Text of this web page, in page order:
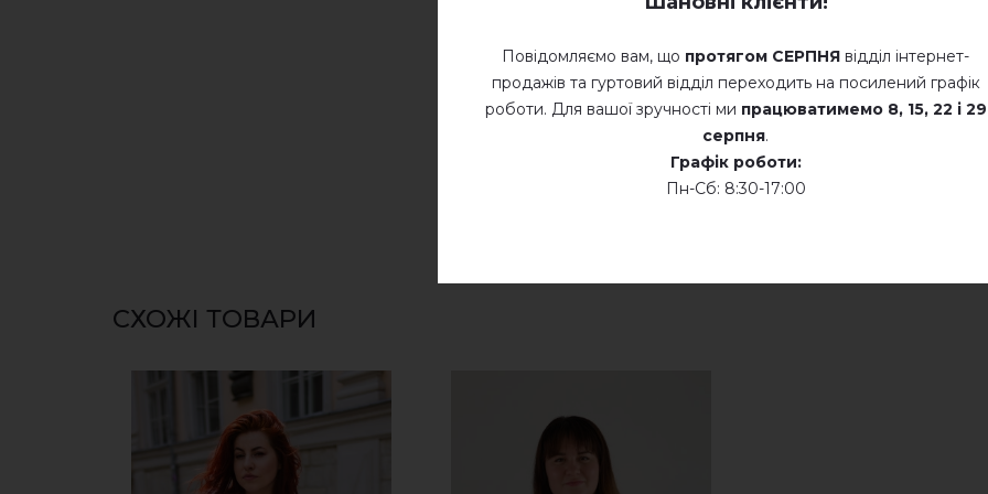
Купувала мамі вишиванку великих розмірів. Боялася, що
якість, дуже гарна вишивка. Мама в захваті а я задоволена,
Доставка була дуже швидкою, приємні оператори.
додайте свій відгук про Діва (біла з червоним)
СХОЖІ ТОВАРИ
Суха хімчистка
Сушити у розкладеному стані
Сушити розвішеними
Повідомляємо вам, що протягом СЕРПНЯ відділ інтернет-
продажів та гуртовий відділ переходить на посилений графік
роботи. Для вашої зручності ми працюватимемо 8, 15, 22 і 29
серпня.
Графік роботи:
Пн-Сб: 8:30-17:00